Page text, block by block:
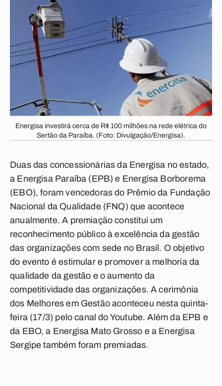
Energisa investirá cerca de R$ 100 milhões na rede elétrica do
Sertão da Paraíba. (Foto: Divulgação/Energisa).
Duas das concessionárias da Energisa no estado,
a Energisa Paraíba (EPB) e Energisa Borborema
(EBO), foram vencedoras do Prêmio da Fundação
Nacional da Qualidade (FNQ) que acontece
anualmente. A premiação constitui um
reconhecimento público à excelência da gestão
das organizações com sede no Brasil. O objetivo
do evento é estimular e promover a melhoria da
qualidade da gestão e o aumento da
competitividade das organizações. A cerimônia
dos Melhores em Gestão aconteceu nesta quinta-
feira (17/3) pelo canal do Youtube. Além da EPB e
da EBO, a Energisa Mato Grosso e a Energisa
Sergipe também foram premiadas.